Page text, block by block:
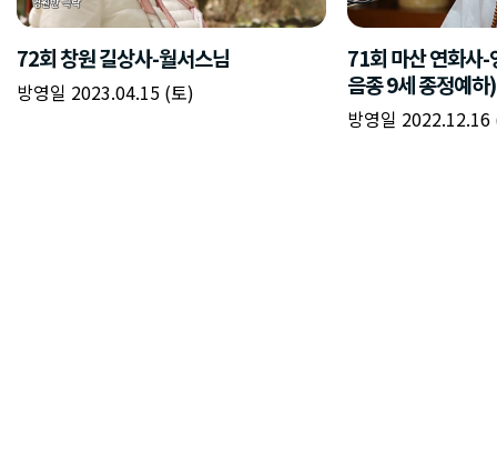
72회 창원 길상사-월서스님
방영일 2023.04.15 (토)
71회 마산 연화사
음종 9세 종정예하)
방영일 2022.12.16